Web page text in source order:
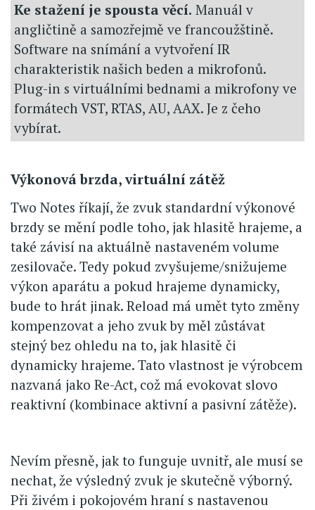
Ke stažení je spousta věcí. Manuál v
angličtině a samozřejmě ve francoužštině.
Software na snímání a vytvoření IR
charakteristik našich beden a mikrofonů.
Plug-in s virtuálními bednami a mikrofony ve
formátech VST, RTAS, AU, AAX. Je z čeho
vybírat.
Výkonová brzda, virtuální zátěž
Two Notes říkají, že zvuk standardní výkonové
brzdy se mění podle toho, jak hlasitě hrajeme, a
také závisí na aktuálně nastaveném volume
zesilovače. Tedy pokud zvyšujeme/snižujeme
výkon aparátu a pokud hrajeme dynamicky,
bude to hrát jinak. Reload má umět tyto změny
kompenzovat a jeho zvuk by měl zůstávat
stejný bez ohledu na to, jak hlasitě či
dynamicky hrajeme. Tato vlastnost je výrobcem
nazvaná jako Re-Act, což má evokovat slovo
reaktivní (kombinace aktivní a pasivní zátěže).
Nevím přesně, jak to funguje uvnitř, ale musí se
nechat, že výsledný zvuk je skutečně výborný.
Při živém i pokojovém hraní s nastavenou